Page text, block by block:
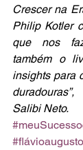
Crescer na
Philip Kotler
que nos
também o
insights para
Salibi Neto.